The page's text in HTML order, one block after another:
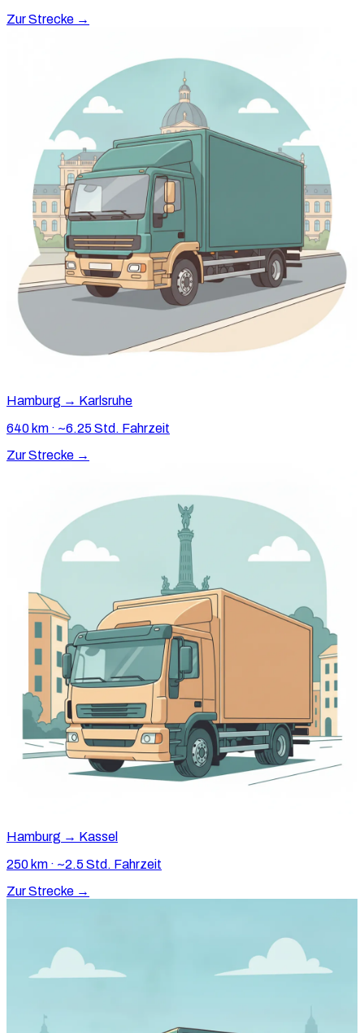
Zur Strecke →
Hamburg → Karlsruhe
640 km · ~6.25 Std. Fahrzeit
Zur Strecke →
Hamburg → Kassel
250 km · ~2.5 Std. Fahrzeit
Zur Strecke →